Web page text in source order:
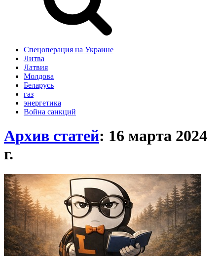
Спецоперация на Украине
Литва
Латвия
Молдова
Беларусь
газ
энергетика
Война санкций
Архив статей: 16 марта 2024
г.